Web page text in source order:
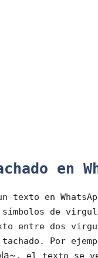
en
texto en
de
entre dos
tachado. Por
, el texto se